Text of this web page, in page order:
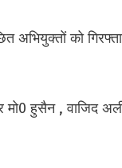
अभियुक्तों को
मो0 हुसैन , वाजिद